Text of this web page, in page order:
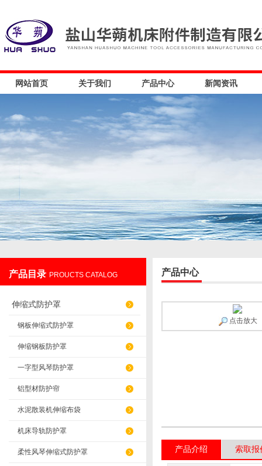
网站首页 关于我们 产品中心 新闻资讯
产品目录 PROUCTS CATALOG
伸缩式防护罩
钢板伸缩式防护罩
伸缩钢板防护罩
一字型风琴防护罩
铝型材防护帘
水泥散装机伸缩布袋
机床导轨防护罩
柔性风琴伸缩式防护罩
产品中心
点击放大
产品介绍 索取报